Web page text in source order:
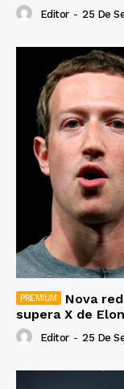
Editor - 25 De
Nova
supera X de
Editor - 25 De